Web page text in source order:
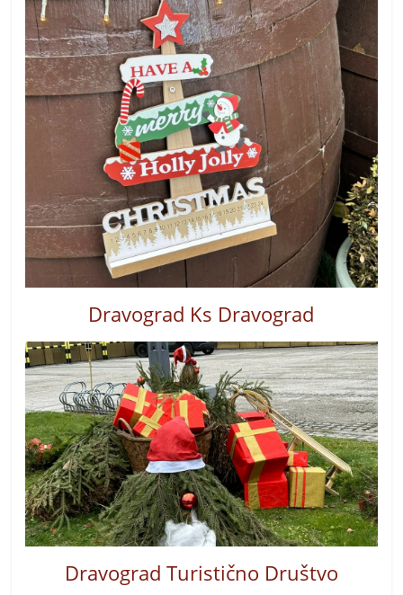
Dravograd Ks Dravograd
Dravograd Turistično Društvo